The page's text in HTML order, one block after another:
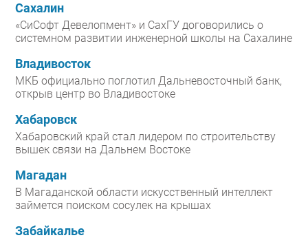
Сахалин
«СиСофт Девелопмент» и СахГУ договорились о
системном развитии инженерной школы на Сахалине
Владивосток
МКБ официально поглотил Дальневосточный банк,
открыв центр во Владивостоке
Хабаровск
Хабаровский край стал лидером по строительству
вышек связи на Дальнем Востоке
Магадан
В Магаданской области искусственный интеллект
займется поиском сосулек на крышах
Забайкалье